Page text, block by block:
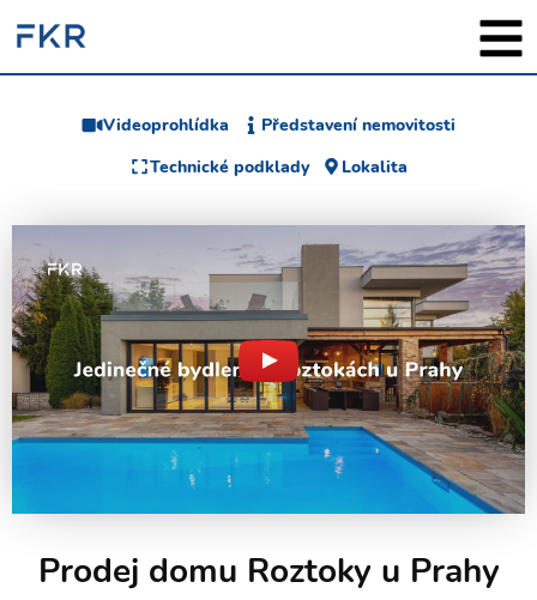
Videoprohlídka
Představení nemovitosti
Technické podklady
Lokalita
Prodej domu Roztoky u Prahy